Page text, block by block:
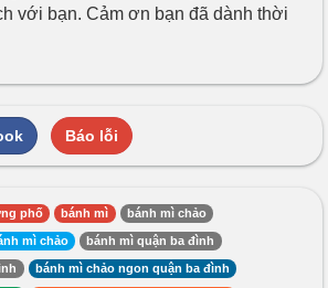
với bạn. Cảm ơn bạn đã dành thời
Báo lỗi
phố bánh mì bánh mì chảo
mì chảo bánh mì quận ba đình
bánh mì chảo ngon quận ba đình